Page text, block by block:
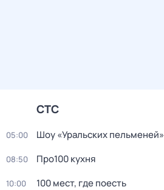
СТС
05:00 Шоу «Уральских пельменей»
08:50 Про100 кухня
10:00 100 мест, гдe поеcть